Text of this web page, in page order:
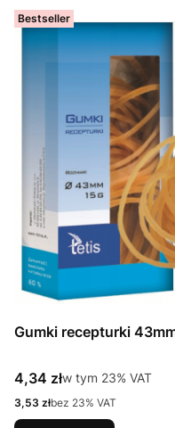
Bestseller
Gumki recepturki
Cena brutto
4,34 złw tym %s VAT
w tym 23% VAT
Cena netto
3,53 złbez 23% VAT